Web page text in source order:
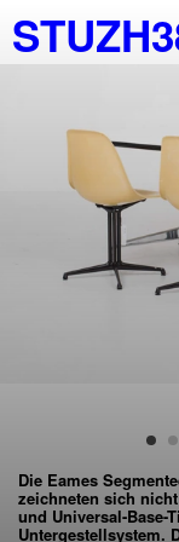
Die Eames
zeichneten sich
und Universal-Base-
Untergestellsystem.